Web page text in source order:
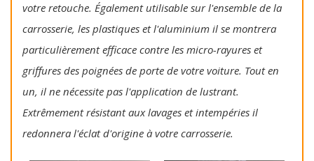
votre retouche. Également utilisable sur l'ensemble de la
carrosserie, les plastiques et l'aluminium il se montrera
particulièrement efficace contre les micro-rayures et
griffures des poignées de porte de votre voiture. Tout en
un, il ne nécessite pas l'application de lustrant.
Extrêmement résistant aux lavages et intempéries il
redonnera l'éclat d'origine à votre carrosserie.